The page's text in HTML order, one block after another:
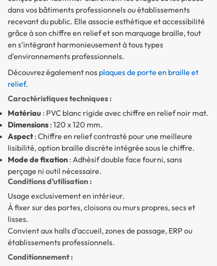
dans vos bâtiments professionnels ou établissements
recevant du public. Elle associe esthétique et accessibilité
grâce à son chiffre en relief et son marquage braille, tout
en s’intégrant harmonieusement à tous types
d’environnements professionnels.
Découvrez également nos plaques de porte en braille et
relief.
Caractéristiques techniques :
Matériau : PVC blanc rigide avec chiffre en relief noir mat.
Dimensions : 120 x 120 mm.
Aspect: Chiffre en relief contrasté pour une meilleure
lisibilité, option braille discrète intégrée sous le chiffre.
Mode de fixation : Adhésif double face fourni, sans
perçage ni outil nécessaire.
Conditions d’utilisation :
Usage exclusivement en intérieur.
À fixer sur des portes, cloisons ou murs propres, secs et
lisses.
Convient aux halls d’accueil, zones de passage, ERP ou
établissements professionnels.
Conditionnement :